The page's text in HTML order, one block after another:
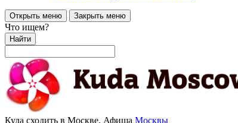
Открыть меню Закрыть меню
Что ищем?
Найти
Куда сходить в Москве. Афиша Москвы